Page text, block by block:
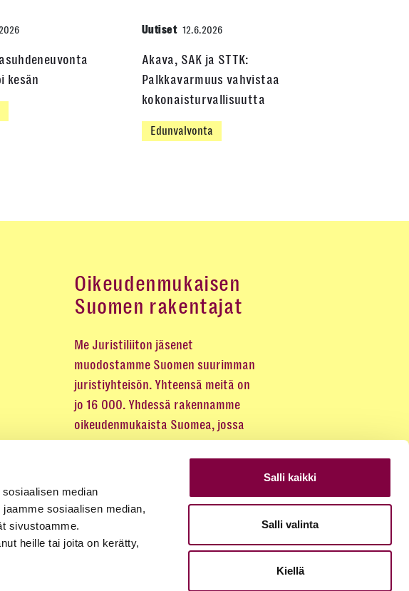
median
sosiaalisen median,
sivustoamme.
heille tai joita on kerätty,
Salli kaikki
Salli valinta
Kiellä
kesän
Uutiset 12.6.2026
Akava, SAK ja STTK:
Palkkavarmuus vahvistaa
kokonaisturvallisuutta
Edunvalvonta
Oikeudenmukaisen
Suomen rakentajat
Me Juristiliiton jäsenet
muodostamme Suomen suurimman
juristiyhteisön. Yhteensä meitä on
jo 16 000. Yhdessä rakennamme
oikeudenmukaista Suomea, jossa